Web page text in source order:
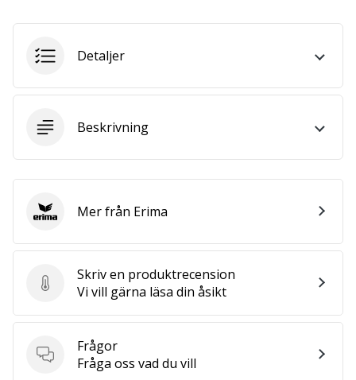
Brand
Ambassador.
Detaljer
Beskrivning
Skriv en produktrecension
Skriv en produktrecension
Vi vill gärna läsa din åsikt
Frågor
Frågor
Fråga oss vad du vill
ErimaMer från Erima